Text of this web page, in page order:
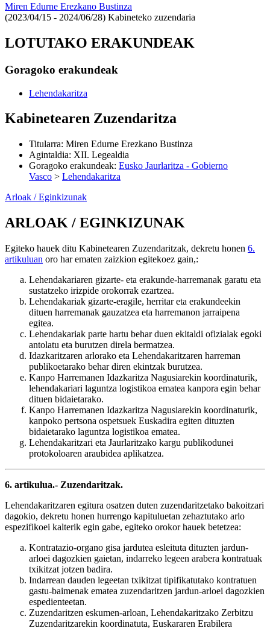
Miren Edurne Erezkano Bustinza
(2023/04/15 - 2024/06/28) Kabineteko zuzendaria
LOTUTAKO ERAKUNDEAK
Goragoko erakundeak
Lehendakaritza
Kabinetearen Zuzendaritza
Titularra: Miren Edurne Erezkano Bustinza
Agintaldia: XII. Legealdia
Goragoko erakundeak: Eusko Jaurlaritza - Gobierno
Vasco > Lehendakaritza
Arloak / Eginkizunak
ARLOAK / EGINKIZUNAK
Egiteko hauek ditu Kabinetearen Zuzendaritzak, dekretu honen 6.
artikuluan oro har ematen zaizkion egitekoez gain,:
Lehendakariaren gizarte- eta erakunde-harremanak garatu eta
sustatzeko irizpide orokorrak ezartzea.
Lehendakariak gizarte-eragile, herritar eta erakundeekin
dituen harremanak gauzatzea eta harremanon jarraipena
egitea.
Lehendakariak parte hartu behar duen ekitaldi ofizialak egoki
antolatu eta burutzen direla bermatzea.
Idazkaritzaren arlorako eta Lehendakaritzaren harreman
publikoetarako behar diren ekintzak burutzea.
Kanpo Harremanen Idazkaritza Nagusiarekin koordinaturik,
lehendakariari laguntza logistikoa ematea kanpora egin behar
dituen bidaietarako.
Kanpo Harremanen Idazkaritza Nagusiarekin koordinaturik,
kanpoko pertsona ospetsuek Euskadira egiten dituzten
bidaietarako laguntza logistikoa ematea.
Lehendakaritzari eta Jaurlaritzako kargu publikodunei
protokoloaren araubidea aplikatzea.
6. artikulua.- Zuzendaritzak.
Lehendakaritzaren egitura osatzen duten zuzendaritzetako bakoitzari
dagokio, dekretu honen hurrengo kapituluetan zehaztutako arlo
espezifikoei kalterik egin gabe, egiteko orokor hauek betetzea:
Kontratazio-organo gisa jardutea esleituta dituzten jardun-
arloei dagozkien gaietan, indarreko legeen arabera kontratuak
txikitzat jotzen badira.
Indarrean dauden legeetan txikitzat tipifikatutako kontratuen
gastu-baimenak ematea zuzendaritzen jardun-arloei dagozkien
espedienteetan.
Zuzendaritzen eskumen-arloan, Lehendakaritzako Zerbitzu
Zuzendaritzarekin koordinatuta, Euskararen Erabilera